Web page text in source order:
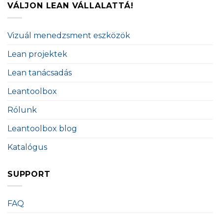
VÁLJON LEAN VÁLLALATTÁ!
Vizuál menedzsment eszközök
Lean projektek
Lean tanácsadás
Leantoolbox
Rólunk
Leantoolbox blog
Katalógus
SUPPORT
FAQ